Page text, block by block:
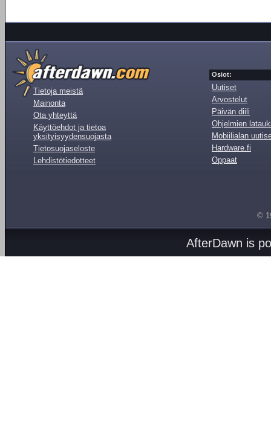
Tietoja meistä
Mainonta
Ota yhteyttä
Käyttöehdot ja tietoa
yksityisyydensuojasta
Tietosuojaseloste
Lehdistötiedotteet
Osiot:
Uutiset
Arvostelut
Päivän diili
Ohjelmien
Mobiilialan
Hardware.fi
Oppaat
©
AfterDawn is